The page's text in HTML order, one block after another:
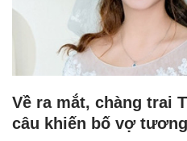
Về ra mắt, chàng trai
câu khiến bố vợ